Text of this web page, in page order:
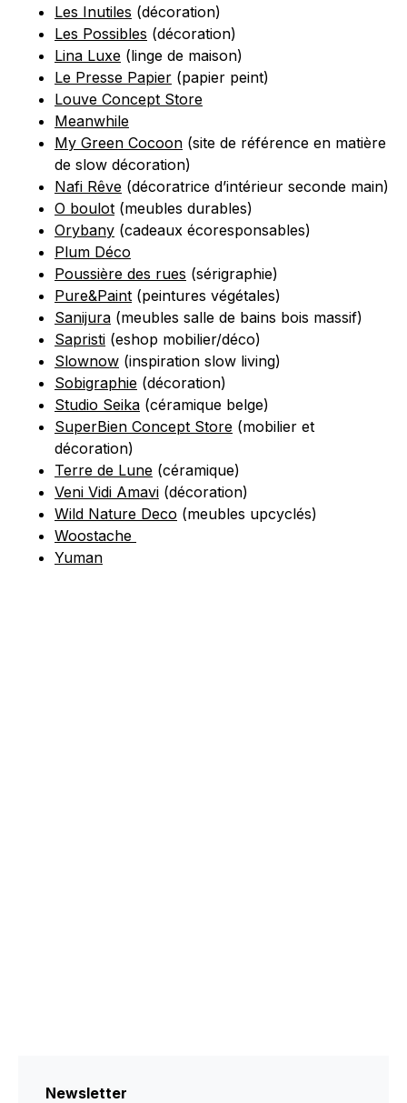
Les Inutiles (décoration)
Les Possibles (décoration)
Lina Luxe (linge de maison)
Le Presse Papier (papier peint)
Louve Concept Store
Meanwhile
My Green Cocoon (site de référence en matière
de slow décoration)
Nafi Rêve (décoratrice d’intérieur seconde main)
O boulot (meubles durables)
Orybany (cadeaux écoresponsables)
Plum Déco
Poussière des rues (sérigraphie)
Pure&Paint (peintures végétales)
Sanijura (meubles salle de bains bois massif)
Sapristi (eshop mobilier/déco)
Slownow (inspiration slow living)
Sobigraphie (décoration)
Studio Seika (céramique belge)
SuperBien Concept Store (mobilier et
décoration)
Terre de Lune (céramique)
Veni Vidi Amavi (décoration)
Wild Nature Deco (meubles upcyclés)
Woostache
Yuman
Newsletter